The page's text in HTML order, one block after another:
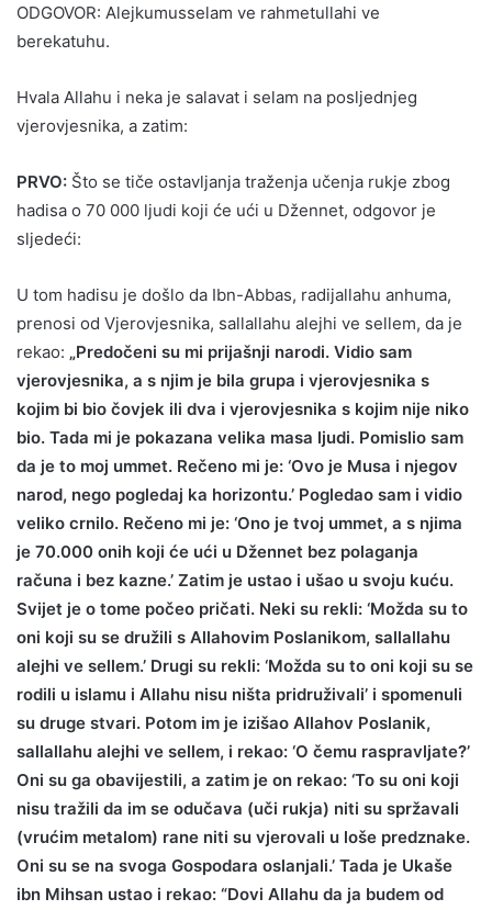
ODGOVOR: Alejkumusselam ve rahmetullahi ve
berekatuhu.
Hvala Allahu i neka je salavat i selam na posljednjeg
vjerovjesnika, a zatim:
PRVO: Što se tiče ostavljanja traženja učenja rukje zbog
hadisa o 70 000 ljudi koji će ući u Džennet, odgovor je
sljedeći:
U tom hadisu je došlo da Ibn-Abbas, radijallahu anhuma,
prenosi od Vjerovjesnika, sallallahu alejhi ve sellem, da je
rekao: „Predočeni su mi prijašnji narodi. Vidio sam
vjerovjesnika, a s njim je bila grupa i vjerovjesnika s
kojim bi bio čovjek ili dva i vjerovjesnika s kojim nije niko
bio. Tada mi je pokazana velika masa ljudi. Pomislio sam
da je to moj ummet. Rečeno mi je: ‘Ovo je Musa i njegov
narod, nego pogledaj ka horizontu.’ Pogledao sam i vidio
veliko crnilo. Rečeno mi je: ‘Ono je tvoj ummet, a s njima
je 70.000 onih koji će ući u Džennet bez polaganja
računa i bez kazne.’ Zatim je ustao i ušao u svoju kuću.
Svijet je o tome počeo pričati. Neki su rekli: ‘Možda su to
oni koji su se družili s Allahovim Poslanikom, sallallahu
alejhi ve sellem.’ Drugi su rekli: ‘Možda su to oni koji su se
rodili u islamu i Allahu nisu ništa pridruživali’ i spomenuli
su druge stvari. Potom im je izišao Allahov Poslanik,
sallallahu alejhi ve sellem, i rekao: ‘O čemu raspravljate?’
Oni su ga obavijestili, a zatim je on rekao: ‘To su oni koji
nisu tražili da im se odučava (uči rukja) niti su spržavali
(vrućim metalom) rane niti su vjerovali u loše predznake.
Oni su se na svoga Gospodara oslanjali.’ Tada je Ukaše
ibn Mihsan ustao i rekao: “Dovi Allahu da ja budem od